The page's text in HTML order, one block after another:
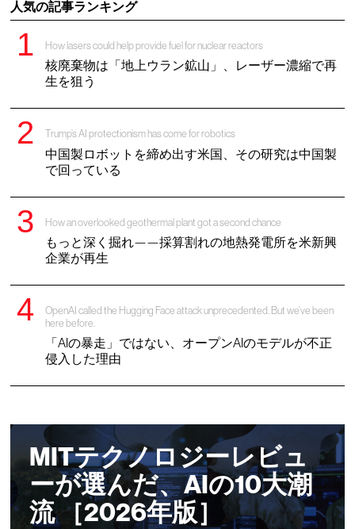
人気の記事ランキング
How lasers could help provide fuel for nuclear reactors
核廃棄物は「地上ウラン鉱山」、レーザー濃縮で再
生を狙う
Trump’s AI protectionism has come for robotics
中国製ロボットを締め出す米国、その研究は中国製
で回っている
How an overlooked geothermal plant got a second chance
もっと深く掘れ——採算割れの地熱発電所を米新興
企業が再生
OpenAI called the Hugging Face attack unprecedented. But we’ve been
here before.
「AIの暴走」ではない、オープンAIのモデルが不正
侵入した理由
MITテクノロジーレビュ
ーが選んだ、AIの10大潮
流 ［2026年版］